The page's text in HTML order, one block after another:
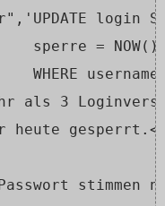
login
NOW()
als 3
Passwort